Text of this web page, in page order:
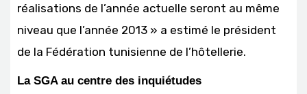
réalisations de l’année actuelle seront au même
niveau que l’année 2013 » a estimé le président
de la Fédération tunisienne de l’hôtellerie.
La SGA au centre des inquiétudes